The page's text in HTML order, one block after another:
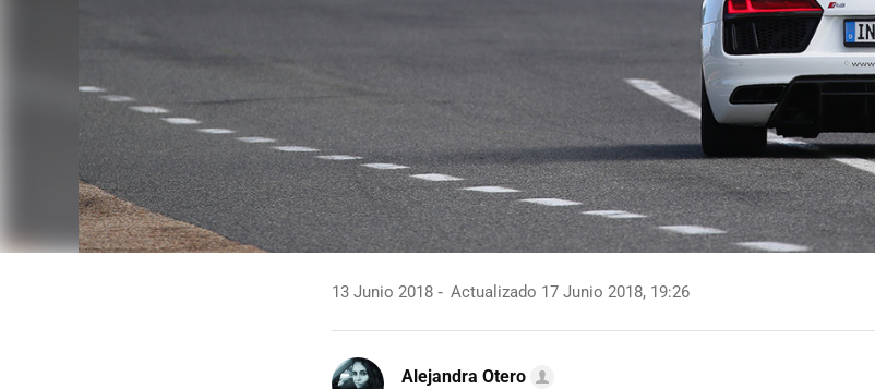
13 Junio 2018 Actualizado 17 Junio 2018, 19:26
Alejandra Otero